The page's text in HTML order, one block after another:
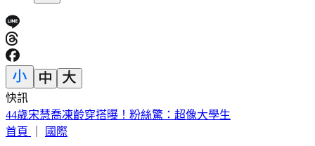
快訊
44歲宋慧喬凍齡穿搭曝！粉絲驚：超像大學生
首頁
國際